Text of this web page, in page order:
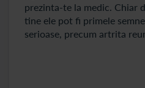
prezinta-te la medic. Chiar
tine ele pot fi primele
serioase, precum artrita